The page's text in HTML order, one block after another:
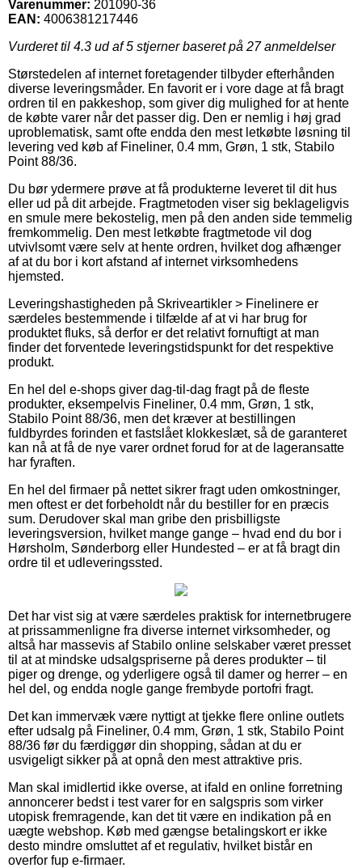
Varenummer: 201090-36
EAN: 4006381217446
Vurderet til 4.3 ud af 5 stjerner baseret på 27anmeldelser
Størstedelen af internet foretagender tilbyder efterhånden
diverse leveringsmåder. En favorit er i vore dage at få bragt
ordren til en pakkeshop, som giver dig mulighed for at hente
de købte varer når det passer dig. Den er nemlig i høj grad
uproblematisk, samt ofte endda den mest letkøbte løsning til
levering ved køb af Fineliner, 0.4 mm, Grøn, 1 stk, Stabilo
Point 88/36.
Du bør ydermere prøve at få produkterne leveret til dit hus
eller ud på dit arbejde. Fragtmetoden viser sig beklageligvis
en smule mere bekostelig, men på den anden side temmelig
fremkommelig. Den mest letkøbte fragtmetode vil dog
utvivlsomt være selv at hente ordren, hvilket dog afhænger
af at du bor i kort afstand af internet virksomhedens
hjemsted.
Leveringshastigheden på Skriveartikler > Finelinere er
særdeles bestemmende i tilfælde af at vi har brug for
produktet fluks, så derfor er det relativt fornuftigt at man
finder det forventede leveringstidspunkt for det respektive
produkt.
En hel del e-shops giver dag-til-dag fragt på de fleste
produkter, eksempelvis Fineliner, 0.4 mm, Grøn, 1 stk,
Stabilo Point 88/36, men det kræver at bestillingen
fuldbyrdes forinden et fastslået klokkeslæt, så de garanteret
kan nå at få de nye varer ordnet forud for at de lageransatte
har fyraften.
En hel del firmaer på nettet sikrer fragt uden omkostninger,
men oftest er det forbeholdt når du bestiller for en præcis
sum. Derudover skal man gribe den prisbilligste
leveringsversion, hvilket mange gange – hvad end du bor i
Hørsholm, Sønderborg eller Hundested – er at få bragt din
ordre til et udleveringssted.
Det har vist sig at være særdeles praktisk for internetbrugere
at prissammenligne fra diverse internet virksomheder, og
altså har massevis af Stabilo online selskaber været presset
til at at mindske udsalgspriserne på deres produkter – til
piger og drenge, og yderligere også til damer og herrer – en
hel del, og endda nogle gange frembyde portofri fragt.
Det kan immervæk være nyttigt at tjekke flere online outlets
efter udsalg på Fineliner, 0.4 mm, Grøn, 1 stk, Stabilo Point
88/36 før du færdiggør din shopping, sådan at du er
usvigeligt sikker på at opnå den mest attraktive pris.
Man skal imidlertid ikke overse, at ifald en online forretning
annoncerer bedst i test varer for en salgspris som virker
utopisk fremragende, kan det tit være en indikation på en
uægte webshop. Køb med gængse betalingskort er ikke
desto mindre omsluttet af et regulativ, hvilket bistår en
overfor fup e-firmaer.